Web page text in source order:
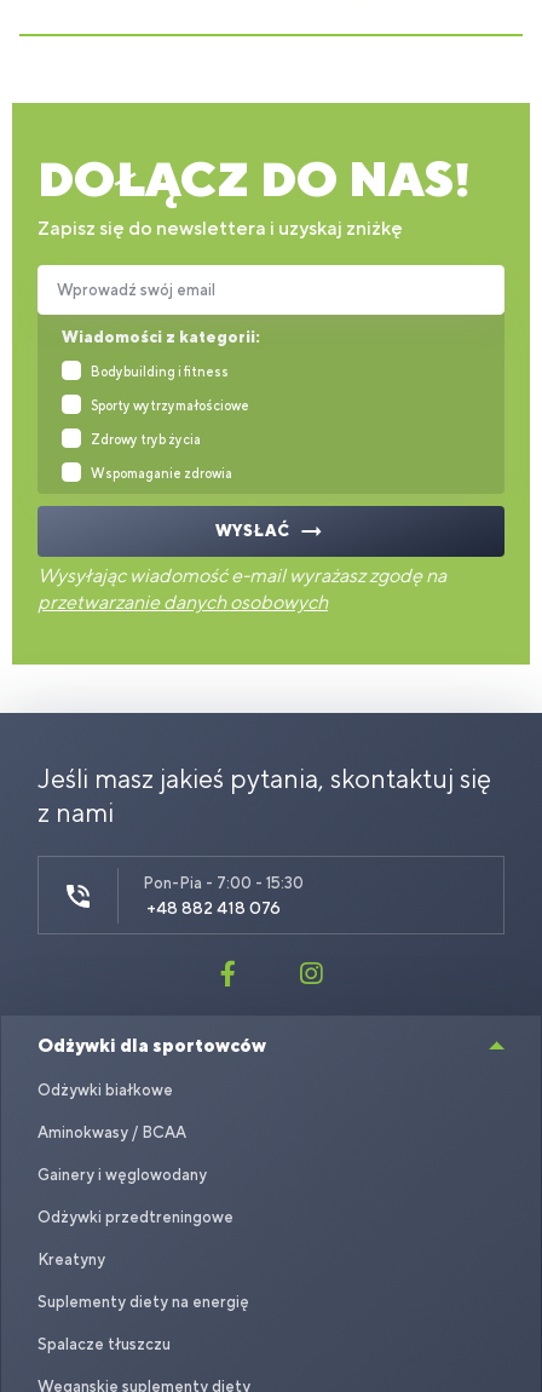
DOŁĄCZ DO NAS!
Zapisz się do newslettera i uzyskaj zniżkę
Wiadomości z kategorii:
Bodybuilding i fitness
Sporty wytrzymałościowe
Zdrowy tryb życia
Wspomaganie zdrowia
Wprowadź swój email
WYSŁAĆ
Wysyłając wiadomość e-mail wyrażasz zgodę na
przetwarzanie danych osobowych
Jeśli masz jakieś pytania, skontaktuj się
z nami
Pon-Pia - 7:00 - 15:30
+48 882 418 076
Odżywki dla sportowców
Odżywki białkowe
Aminokwasy / BCAA
Gainery i węglowodany
Odżywki przedtreningowe
Kreatyny
Suplementy diety na energię
Spalacze tłuszczu
Weganskie suplementy diety